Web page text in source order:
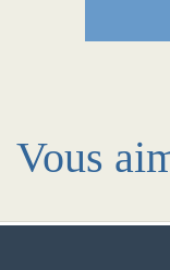
Vous